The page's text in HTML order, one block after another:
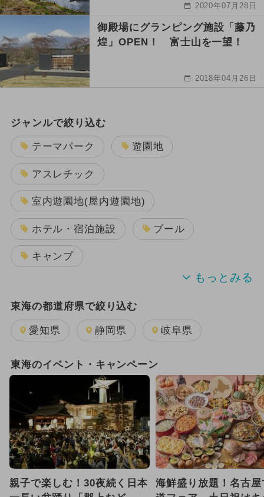
2020年07月28日
御殿場にグランピング施設「藤乃
煌」OPEN！ 富士山を一望！
2018年04月26日
ジャンルで絞り込む
テーマパーク 遊園地
アスレチック
室内遊園地(屋内遊園地)
ホテル・宿泊施設 プール
キャンプ
BBQ(バーベキュー)
ショッピング 工場見学
動物園 道の駅
空港・飛行機 電車・鉄道
海水浴 美術館 牧場
キッズカフェ・親子カフェ 科学館
東海の都道府県で絞り込む
愛知県 静岡県 岐阜県
東海のイベント・キャンペーン
親子で楽しむ！30夜続く日本
海鮮盛り放題！名古屋